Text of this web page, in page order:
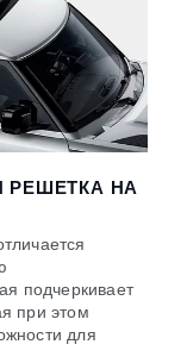
РЕШЕТКА НА
подчеркивает
при этом
для